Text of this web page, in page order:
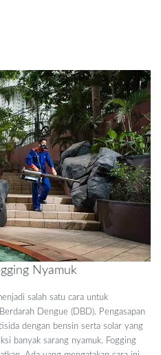
Nyamuk
salah satu cara untuk
Dengue (DBD). Pengasapan
dengan bensin serta solar yang
banyak sarang nyamuk. Fogging